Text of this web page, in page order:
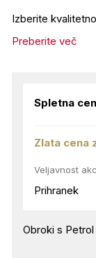
Izberite
Preberite več
Spletna
Zlata cena
Veljavnost
Prihranek
Obroki s